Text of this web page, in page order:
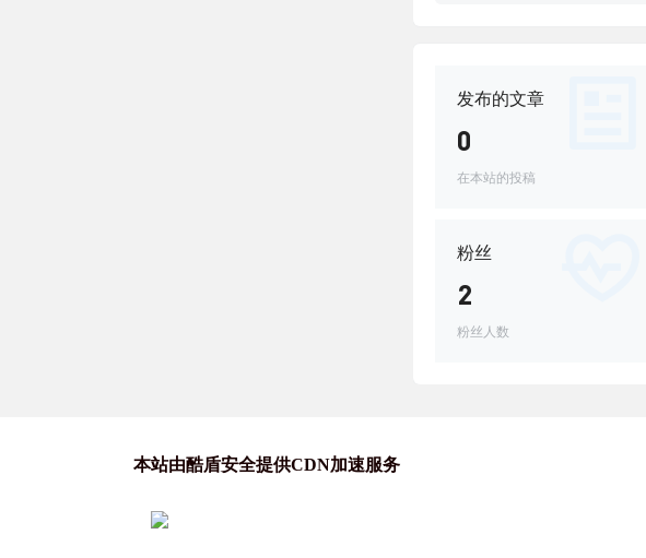
发布的文章
0
在本站的投稿
粉丝
2
粉丝人数
本站由酷盾安全提供CDN加速服务